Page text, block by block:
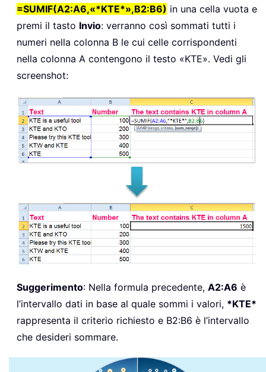
=SUMIF(A2:A6,«*KTE*»,B2:B6) in una cella vuota e
premi il tasto Invio: verranno così sommati tutti i
numeri nella colonna B le cui celle corrispondenti
nella colonna A contengono il testo «KTE». Vedi gli
screenshot:
Suggerimento: Nella formula precedente, A2:A6 è
l’intervallo dati in base al quale sommi i valori, *KTE*
rappresenta il criterio richiesto e B2:B6 è l’intervallo
che desideri sommare.